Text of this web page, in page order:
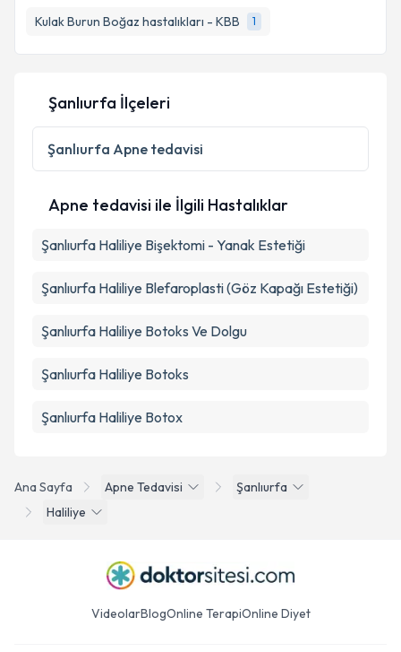
Kulak Burun Boğaz hastalıkları - KBB
1
Ana Sayfa Apne Tedavisi
Şanlıurfa
Haliliye
Şanlıurfa İlçeleri
Şanlıurfa Apne tedavisi
Apne tedavisi ile İlgili Hastalıklar
Şanlıurfa Haliliye Bişektomi - Yanak Estetiği
Şanlıurfa Haliliye Blefaroplasti (Göz Kapağı Estetiği)
Şanlıurfa Haliliye Botoks Ve Dolgu
Şanlıurfa Haliliye Botoks
Şanlıurfa Haliliye Botox
VideolarBlogOnline TerapiOnline Diyet